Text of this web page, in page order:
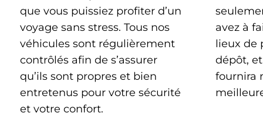
que vous puissiez profiter d’un
voyage sans stress. Tous nos
véhicules sont régulièrement
contrôlés afin de s’assurer
qu’ils sont propres et bien
entretenus pour votre sécurité
et votre confort.
avez à
lieux de
dépôt,
fournira